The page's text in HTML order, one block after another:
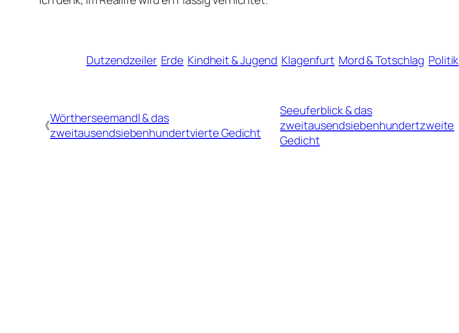
Dutzendzeiler Erde Kindheit & Jugend Klagenfurt Mord & Totschlag Politik
《Wörtherseemandl & das
zweitausendsiebenhundertvierte Gedicht
Seeuferblick & das
zweitausendsiebenhundertzweite
Gedicht